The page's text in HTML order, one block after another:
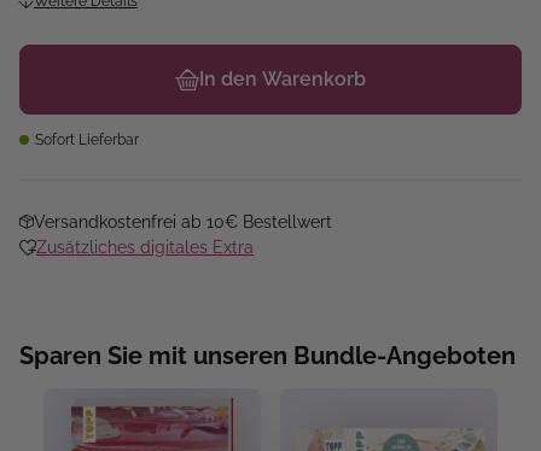
In den Warenkorb
Sofort Lieferbar
Versandkostenfrei ab 10€ Bestellwert
Zusätzliches digitales Extra
Sparen Sie mit unseren Bundle-Angeboten